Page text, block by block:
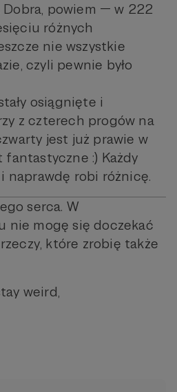
Dobra, powiem — w 222
różnych
nie wszystkie
czyli pewnie było
osiągnięte i
z czterech progów na
jest już prawie w
fantastyczne :) Każdy
naprawdę robi różnicę.
serca. W
nie mogę się doczekać
które zrobię także
weird,